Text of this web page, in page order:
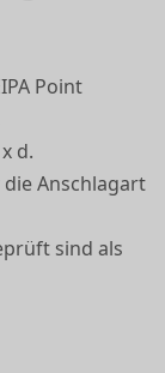
Point
d.
Anschlagart
sind als